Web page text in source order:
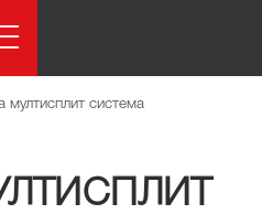
мултисплит система